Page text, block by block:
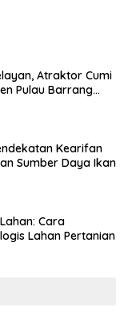
Atraktor Cumi
Pulau Barrang
Kearifan
Sumber Daya Ikan
Cara
Lahan Pertanian